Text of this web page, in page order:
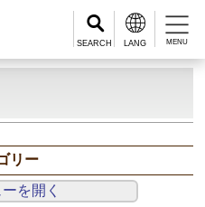
MENU
リー
を開く